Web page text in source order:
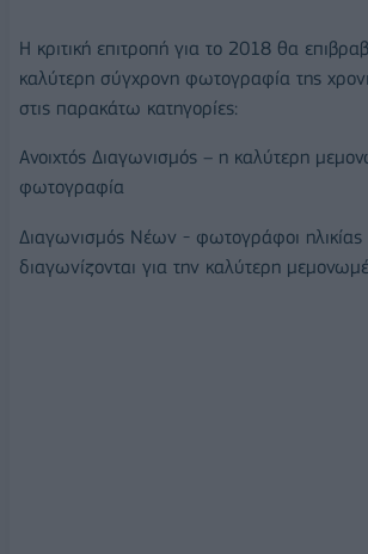
Η κριτική επιτροπή για το 2018 θα
καλύτερη σύγχρονη φωτογραφία της
στις παρακάτω κατηγορίες:
Ανοιχτός Διαγωνισμός – η καλύτερη
φωτογραφία
Διαγωνισμός Νέων - φωτογράφοι
διαγωνίζονται για την καλύτερη